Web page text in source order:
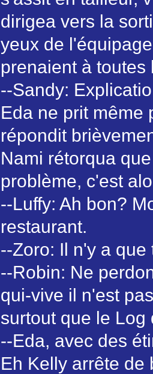
dirigea vers la
yeux de
prenaient à toutes
--Sandy:
Eda ne prit même
répondit
Nami rétorqua
problème, c'est
--Luffy: Ah bon?
restaurant.
--Zoro: Il n'y a
--Robin: Ne
qui-vive il n'est
surtout que le
--Eda, avec des
Eh Kelly arrête de